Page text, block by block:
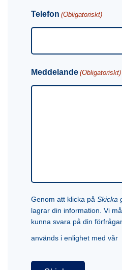
Telefon (Obligatoriskt)
Meddelande (Obligatoriskt)
Genom att klicka påSkicka
lagrar din information. Vi
kunna svara på din
används i enlighet med vår